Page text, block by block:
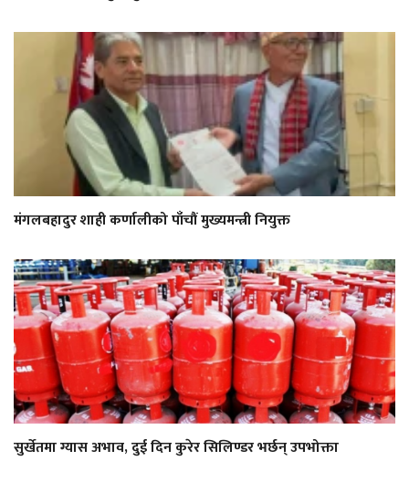
मंगलबहादुर शाही कर्णालीको पाँचौं मुख्यमन्त्री नियुक्त
सुर्खेतमा ग्यास अभाव, दुई दिन कुरेर सिलिण्डर भर्छन् उपभोक्ता